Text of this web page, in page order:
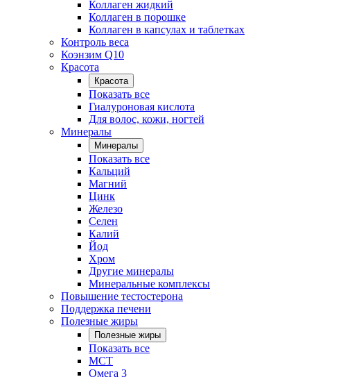
Коллаген жидкий
Коллаген в порошке
Коллаген в капсулах и таблетках
Контроль веса
Коэнзим Q10
Красота
Красота
Показать все
Гиалуроновая кислота
Для волос, кожи, ногтей
Минералы
Минералы
Показать все
Кальций
Магний
Цинк
Железо
Селен
Калий
Йод
Хром
Другие минералы
Минеральные комплексы
Повышение тестостерона
Поддержка печени
Полезные жиры
Полезные жиры
Показать все
MCT
Омега 3